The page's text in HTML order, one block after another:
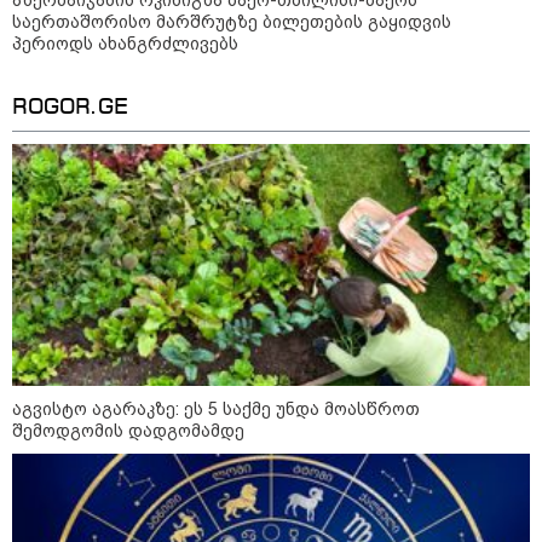
"სა­მარ­ცხვი­ნოა ეს ყვე­ლა­ფე­რი,
ეხმაურება
"ეს ის ადგილია, საიდანაც
გუშინდელი ვიდეო ვირუსულად
გავრცელდა.... დანარჩენი თქვენ
განსაჯეთ, რამდენად
შესაძლებელია აქ ადამიანის
გადავარდნა" - რა კადრებს
აქვეყნებს კობა ახალაძე
მლეთიდან, სადაც 12 წლის წინ
გურამ დადიანიძე გაუჩინარდა?
პოლიტიკა
საერთაშორისო მარშრუტზე ბილეთების გაყიდვის
პერიოდს ახანგრძლივებს
ROGOR.GE
აგვისტო აგარაკზე: ეს 5 საქმე უნდა მოასწროთ
შემოდგომის დადგომამდე